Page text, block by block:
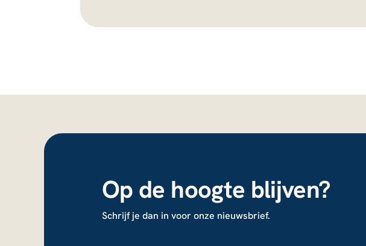
Op de hoogte blijven?
Schrijf je dan in voor onze nieuwsbrief.